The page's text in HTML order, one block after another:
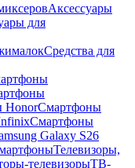
Аксессуары
для
Средства для
HonorСмартфоны
Смартфоны
Galaxy S26
Телевизоры,
телевизорыТВ-